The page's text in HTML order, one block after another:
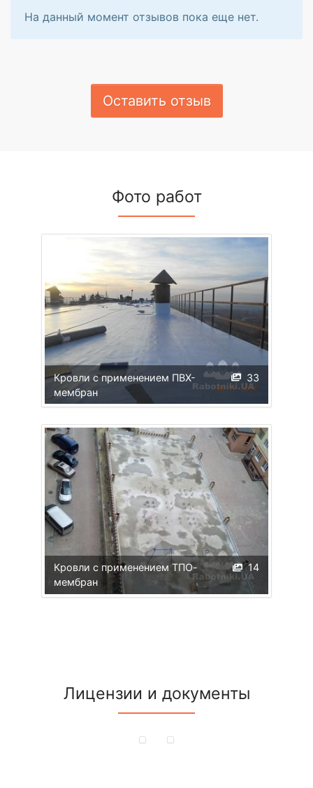
На данный момент отзывов пока еще нет.
Оставить отзыв
Фото работ
33
Кровли с применением ПВХ-
мембран
14
Кровли с применением ТПО-
мембран
Лицензии и документы